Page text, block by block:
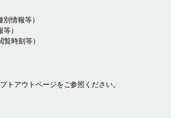
情報等）
）
時刻等）
トアウトページをご参照ください。